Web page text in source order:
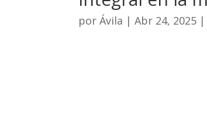
porÁvila |Abr 24, 2025 |